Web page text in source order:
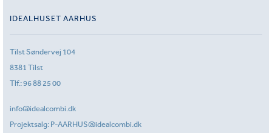
IDEALHUSET AARHUS
Tilst Søndervej 104
8381 Tilst
Tlf.:96 88 25 00
info@idealcombi.dk
Projektsalg: P-AARHUS@idealcombi.dk